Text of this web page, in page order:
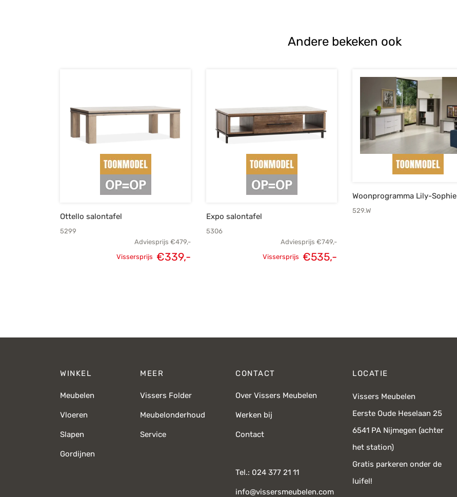
Andere bekeken ook
Ottello salontafel
5299
Adviesprijs €479,-
Vissersprijs €339,-
Expo salontafel
5306
Adviesprijs €749,-
Vissersprijs €535,-
Woonprogramma Lily-Sophie
529.W
WINKEL
Meubelen
Vloeren
Slapen
Gordijnen
MEER
Vissers Folder
Meubelonderhoud
Service
CONTACT
Over Vissers Meubelen
Werken bij
Contact
Tel.: 024 377 21 11
info@vissersmeubelen.com
LOCATIE
Vissers Meubelen
Eerste Oude Heselaan 25
6541 PA Nijmegen (achter
het station)
Gratis parkeren onder de
luifel!